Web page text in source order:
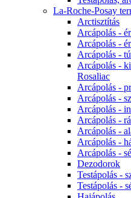
La-Roche-Posay
Arctisztítás
Arcápolás -
Arcápolás -
Arcápolás -
Arcápolás -
Rosaliac
Arcápolás -
Arcápolás -
Arcápolás -
Arcápolás -
Arcápolás -
Arcápolás -
Arcápolás -
Dezodorok
Testápolás -
Testápolás -